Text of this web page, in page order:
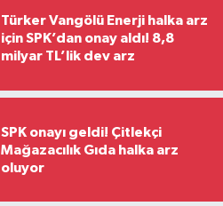
Türker Vangölü Enerji halka arz
için SPK’dan onay aldı! 8,8
milyar TL’lik dev arz
SPK onayı geldi! Çitlekçi
Mağazacılık Gıda halka arz
oluyor